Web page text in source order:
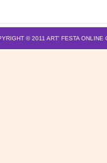
© 2011 ART' FESTA ONLINE